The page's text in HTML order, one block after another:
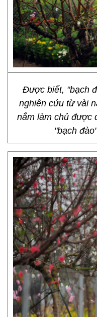
Được biết, "bạch
nghiên cứu từ vài
nắm làm chủ được
"bạch